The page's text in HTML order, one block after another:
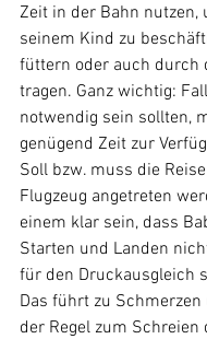
Zeit in der Bahn
seinem Kind zu
füttern oder auch durch
tragen. Ganz wichtig:
notwendig sein sollten,
genügend Zeit zur
Soll bzw. muss die
Flugzeug angetreten
einem klar sein, dass
Starten und Landen
für den Druckausgleich
Das führt zu
der Regel zum Schreien